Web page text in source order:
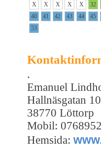
X
X X X X 32
40
41 42 43 44 45
53
.
Emanuel
Hallnäsgatan 10
38770 Löttorp
Mobil:
Hemsida: